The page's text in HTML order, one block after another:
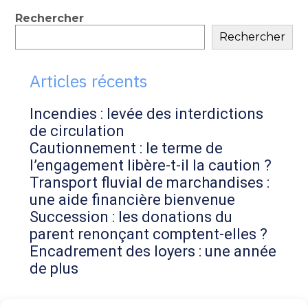
Blog
sidebar
Rechercher
Rechercher
Articles récents
Incendies : levée des interdictions
de circulation
Cautionnement : le terme de
l’engagement libère-t-il la caution ?
Transport fluvial de marchandises :
une aide financière bienvenue
Succession : les donations du
parent renonçant comptent-elles ?
Encadrement des loyers : une année
de plus